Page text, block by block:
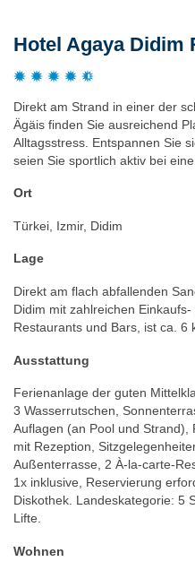
Hotel Agaya Didim
Direkt am Strand in einer der
Ägäis finden Sie ausreichend
Alltagsstress. Entspannen Sie
seien Sie sportlich aktiv bei
Ort
Türkei, Izmir, Didim
Lage
Direkt am flach abfallenden
Didim mit zahlreichen
Restaurants und Bars, ist ca. 6
Ausstattung
Ferienanlage der guten
3 Wasserrutschen,
Auflagen (an Pool und Strand),
mit Rezeption,
Außenterrasse, 2 À-la-carte-
1x inklusive, Reservierung
Diskothek. Landeskategorie: 5
Lifte.
Wohnen